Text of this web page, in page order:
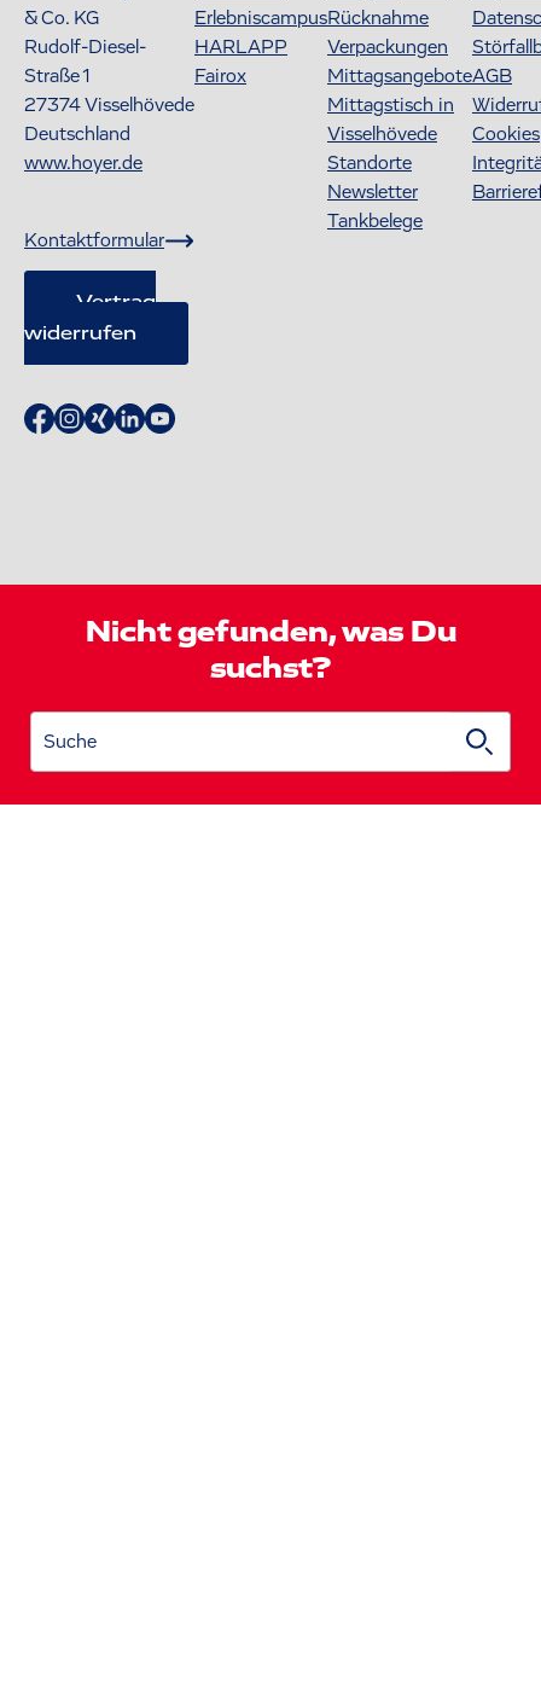
& Co. KG
Rudolf-Diesel-
Straße 1
27374Visselhövede
Deutschland
www.hoyer.de
Kontaktformular
Vertrag
widerrufen
Erlebniscampus
HARLAPP
Fairox
Rücknahme
Verpackungen
Mittagsangebote
Mittagstisch in
Visselhövede
Standorte
Newsletter
Tankbelege
AGB
Cookies
Nicht gefunden, was Du
suchst?
Suche